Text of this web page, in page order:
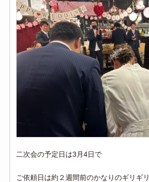
二次会の予定日は3月4日で
ご依頼日は約２週間前のかなりのギリギリ